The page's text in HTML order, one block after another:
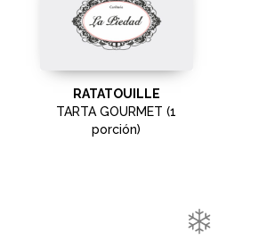
RATATOUILLE
TARTA GOURMET (1
porción)